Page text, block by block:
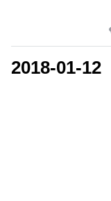
2018-01-12